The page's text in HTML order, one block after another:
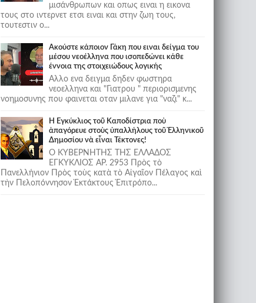
μισάνθρωπων και οπως ειναι η εικονα
τους στο ιντερνετ ετσι ειναι και στην ζωη τους,
τουτεστιν ο...
Ακούστε κάποιον Γάκη που ειναι δείγμα του
μέσου νεοέλληνα που ισοπεδώνει κάθε
έννοια της στοιχειώδους λογικής
Αλλο ενα δειγμα δηδεν φωστηρα
νεοελληνα και "Γιατρου " περιορισμενης
νοημοσυνης που φαινεται οταν μιλανε για "ναζι" κ...
Ἡ Ἐγκύκλιος τοῦ Καποδίστρια ποὺ
ἀπαγόρευε στοὺς ὑπαλλήλους τοῦ Ἑλληνικοῦ
Δημοσίου νὰ εἶναι Τέκτονες!
Ο ΚΥΒΕΡΝΗΤΗΣ ΤΗΣ ΕΛΛΑΔΟΣ
ΕΓΚΥΚΛΙΟΣ ΑΡ. 2953 Πρὸς τὸ
Πανελλήνιον Πρὸς τοὺς κατὰ τὸ Αἰγαῖον Πέλαγος καὶ
τὴν Πελοπόννησον Ἐκτάκτους Ἐπιτρόπο...